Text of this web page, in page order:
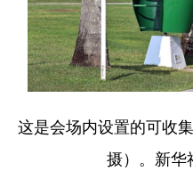
这是会场内设置的可收
摄）。新华